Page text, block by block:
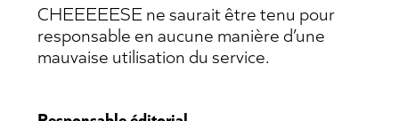
CHEEEEESE ne saurait être tenu pour
responsable en aucune manière d’une
mauvaise utilisation du service.